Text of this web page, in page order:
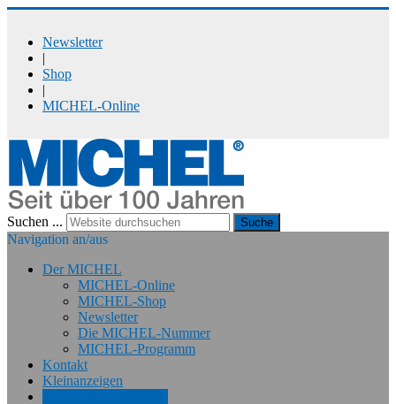
Newsletter
|
Shop
|
MICHEL-Online
Suchen ... Suche
Navigation an/aus
Der MICHEL
MICHEL-Online
MICHEL-Shop
Newsletter
Die MICHEL-Nummer
MICHEL-Programm
Kontakt
Kleinanzeigen